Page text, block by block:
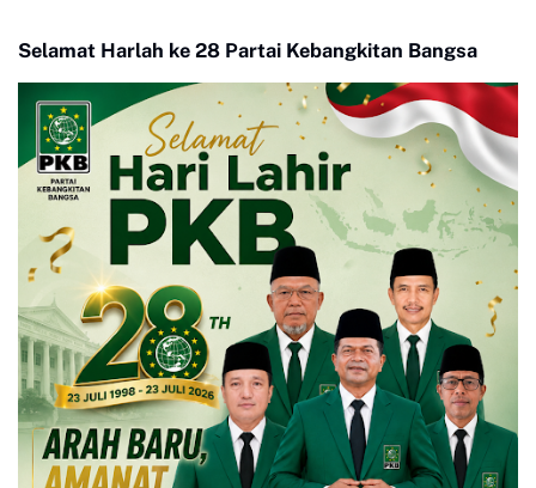
Selamat Harlah ke 28 Partai Kebangkitan Bangsa